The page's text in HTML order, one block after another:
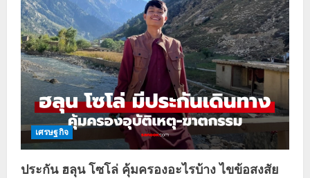
เศรษฐกิจ
ประกัน ฮลุน โซโล่ คุ้มครองอะไรบ้าง ไขข้อสงสัย